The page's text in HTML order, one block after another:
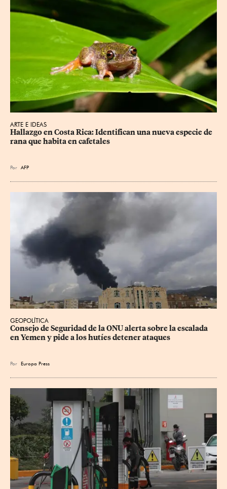
ARTE E IDEAS
Hallazgo en Costa Rica: Identifican una nueva especie de
rana que habita en cafetales
Por AFP
GEOPOLÍTICA
Consejo de Seguridad de la ONU alerta sobre la escalada
en Yemen y pide a los hutíes detener ataques
Por Europa Press